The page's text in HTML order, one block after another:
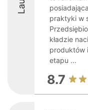
praktyki w
kładzie
produktów
etapu ...
8.7